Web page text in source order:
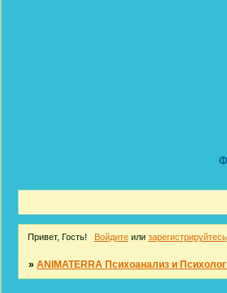
Привет, Гость! Войдитеили зарегистрируйтесь.
»ANIMATERRA Психоанализ и